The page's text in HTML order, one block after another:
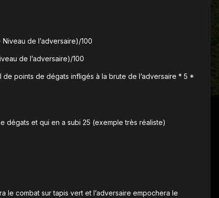
de l’adversaire)/100
de l’adversaire)/100
points de dégats infligés à la brute de l’adversaire * 5 *
dégats et qui en a subi 25 (exemple très réaliste)
le combat sur tapis vert et l’adversaire empochera le